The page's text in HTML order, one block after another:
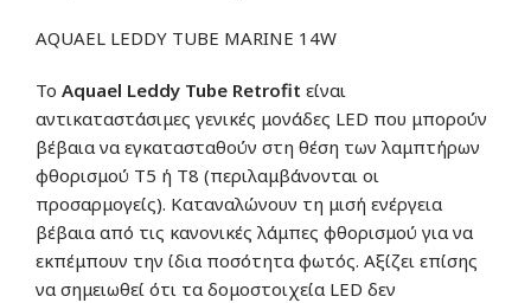
AQUAEL LEDDY TUBE MARINE 14W
Το Aquael Leddy Tube Retrofit είναι
αντικαταστάσιμες γενικές μονάδες LED που μπορούν
βέβαια να εγκατασταθούν στη θέση των λαμπτήρων
φθορισμού T5 ή T8 (περιλαμβάνονται οι
προσαρμογείς). Καταναλώνουν τη μισή ενέργεια
βέβαια από τις κανονικές λάμπες φθορισμού για να
εκπέμπουν την ίδια ποσότητα φωτός. Αξίζει επίσης
να σημειωθεί ότι τα δομοστοιχεία LED δεν